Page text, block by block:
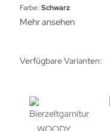
Farbe: Schwarz
Mehr ansehen
Verfügbare Varianten: